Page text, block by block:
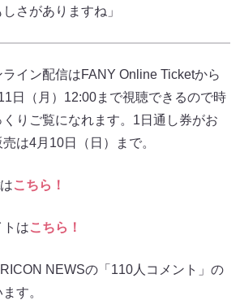
さがありますね」
ライン配信はFANY Online Ticketから
日（月）12:00まで視聴できるので時
りご覧になれます。1日通し券がお
は4月10日（日）まで。
こちら！
はこちら！
NEWSの「110人コメント」の
す。